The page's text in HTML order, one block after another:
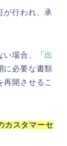
が行われ、承
場合、
「出
に必要な書類
再開させるこ
カスタマーセ